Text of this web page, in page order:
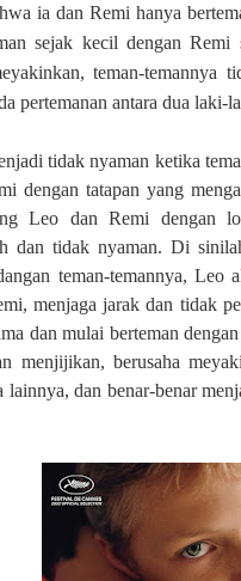
ia dan Remi hanya
sejak kecil dengan
teman-temannya
pertemanan antara dua laki-
tidak nyaman ketika
dengan tatapan yang
Leo dan Remi dengan
dan tidak nyaman. Di
teman-temannya,
menjaga jarak dan tidak
dan mulai berteman
menjijikan, berusaha
lainnya, dan benar-benar